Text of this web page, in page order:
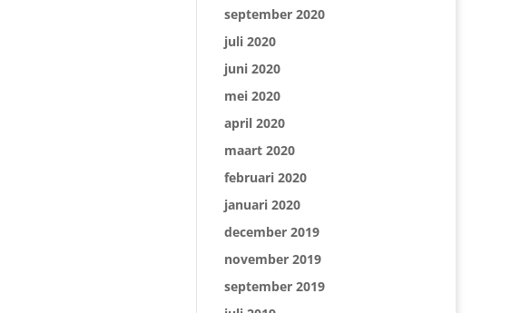
september 2020
juli 2020
juni 2020
mei 2020
april 2020
maart 2020
februari 2020
januari 2020
december 2019
november 2019
september 2019